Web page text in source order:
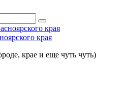
края
крае и еще чуть чуть)